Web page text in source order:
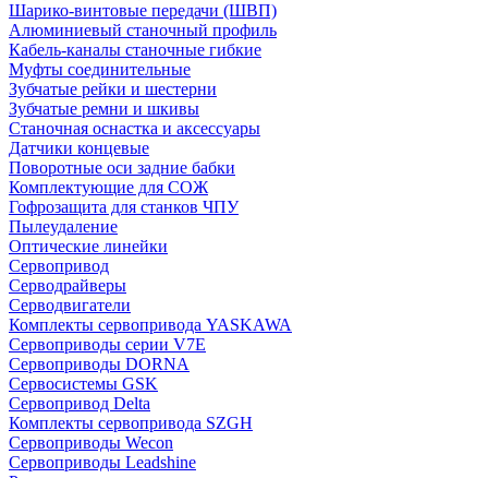
Шарико-винтовые передачи (ШВП)
Алюминиевый станочный профиль
Кабель-каналы станочные гибкие
Муфты соединительные
Зубчатые рейки и шестерни
Зубчатые ремни и шкивы
Станочная оснастка и аксессуары
Датчики концевые
Поворотные оси задние бабки
Комплектующие для СОЖ
Гофрозащита для станков ЧПУ
Пылеудаление
Оптические линейки
Сервопривод
Серводрайверы
Серводвигатели
Комплекты сервопривода YASKAWA
Сервоприводы серии V7E
Сервоприводы DORNA
Сервосистемы GSK
Сервопривод Delta
Комплекты сервопривода SZGH
Сервоприводы Wecon
Сервоприводы Leadshine